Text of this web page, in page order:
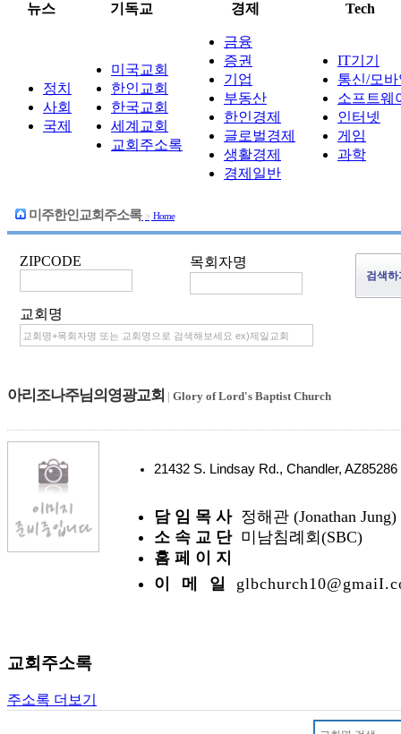
뉴스
기독교 경제 Tech
정치
사회
국제
미국교회
한인교회
한국교회
세계교회
교회주소록
금융
증권
기업
부동산
한인경제
글로벌경제
생활경제
경제일반
IT기기
통신/모
소프트웨
인터넷
게임
과학
미주한인교회주소록 > Home
ZIPCODE 목회자명
교회명
아리조나주님의영광교회 | Glory of Lord's Baptist Church
21432 S. Lindsay Rd., Chandler,
담 임 목 사 정해관 (Jonathan Jung)
소 속 교 단 미남침례회(SBC)
홈 페 이 지
이 메 일
교회주소록
주소록 더보기